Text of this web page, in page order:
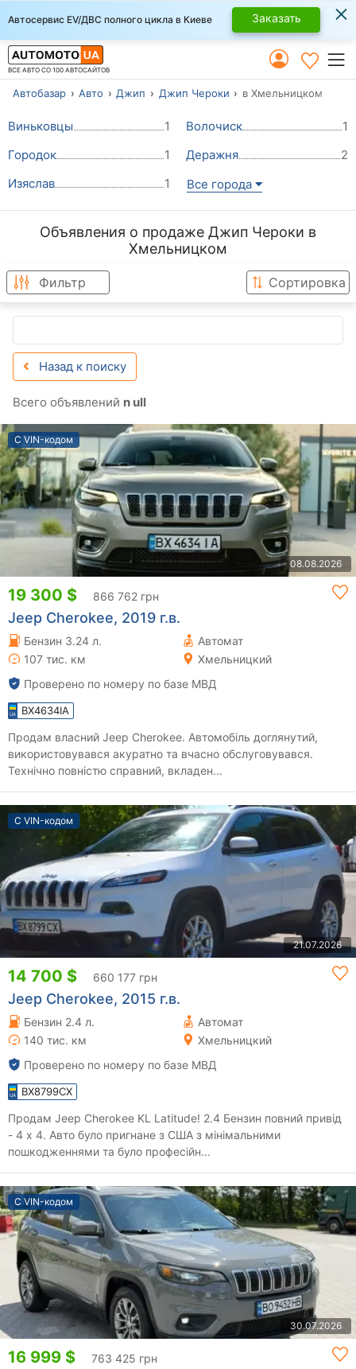
Автосервис EV/ДВС полного цикла в Киеве Заказать ×
ВСЕ АВТО СО 100 АВТОСАЙТОВ
Автобазар Авто Джип Джип Чероки в Хмельницком
Виньковцы 1 Волочиск
1
Городок
1 Деражня
2
Изяслав
1 Все города
Объявления о продаже Джип Чероки в
Хмельницком
Фильтр Сортировка
Назад к поиску
Всего объявлений n ull
С VIN-кодом
08.08.2026
19 300 $ 866 762 грн
Jeep Cherokee, 2019 г.в.
Бензин 3.24 л.
Автомат
107 тис. км
Хмельницкий
Проверено по номеру по базе МВД
BX4634IA
Продам власний Jeep Cherokee. Автомобіль доглянутий,
використовувався акуратно та вчасно обслуговувався.
Технічно повністю справний, вкладен...
С VIN-кодом
21.07.2026
14 700 $ 660 177 грн
Jeep Cherokee, 2015 г.в.
Бензин 2.4 л.
Автомат
140 тис. км
Хмельницкий
Проверено по номеру по базе МВД
BX8799CX
Продам Jeep Cherokee KL Latitude! 2.4 Бензин повний привід
- 4 х 4. Авто було пригнане з США з мінімальними
пошкодженнями та було професійн...
С VIN-кодом
30.07.2026
16 999 $ 763 425 грн